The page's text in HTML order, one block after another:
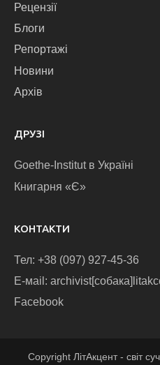
Рецензії
Блоги
Репортажі
Новини
Архів
ДРУЗІ
Goethe-Institut в Україні
Книгарня «Є»
КОНТАКТИ
Тел: +38 (097) 927-45-36
E-маіl:
Facebook
Copyright ЛітАкцент - світ